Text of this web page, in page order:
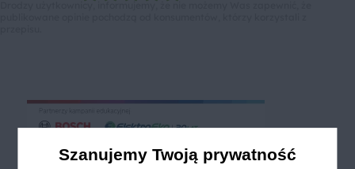
Szanujemy Twoją prywatność